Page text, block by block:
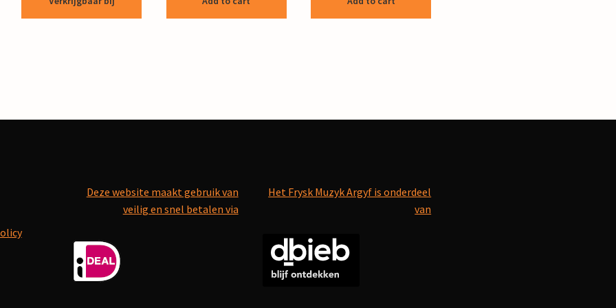
Deze website maakt gebruik van
veilig en snel betalen via
Het Frysk Muzyk Argyf is onderdeel
van